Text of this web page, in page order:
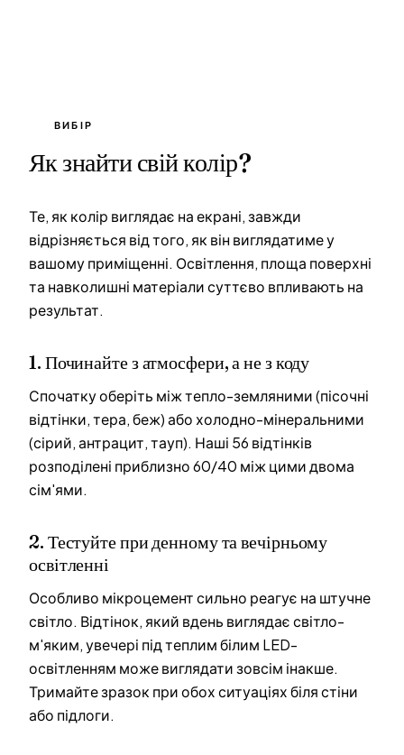
ВИБІР
Як знайти свій колір?
Те, як колір виглядає на екрані, завжди
відрізняється від того, як він виглядатиме у
вашому приміщенні. Освітлення, площа поверхні
та навколишні матеріали суттєво впливають на
результат.
1. Починайте з атмосфери, а не з коду
Спочатку оберіть між тепло-земляними (пісочні
відтінки, тера, беж) або холодно-мінеральними
(сірий, антрацит, тауп). Наші 56 відтінків
розподілені приблизно 60/40 між цими двома
сім'ями.
2. Тестуйте при денному та вечірньому
освітленні
Особливо мікроцемент сильно реагує на штучне
світло. Відтінок, який вдень виглядає світло-
м'яким, увечері під теплим білим LED-
освітленням може виглядати зовсім інакше.
Тримайте зразок при обох ситуаціях біля стіни
або підлоги.